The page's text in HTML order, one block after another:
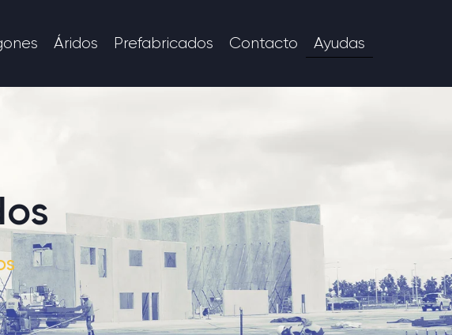
Áridos Prefabricados Contacto Ayudas